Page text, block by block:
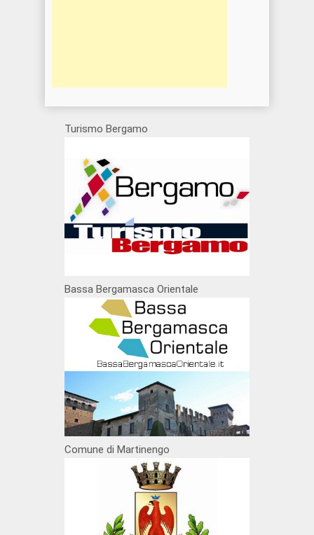
Turismo Bergamo
Bassa Bergamasca Orientale
Comune di Martinengo